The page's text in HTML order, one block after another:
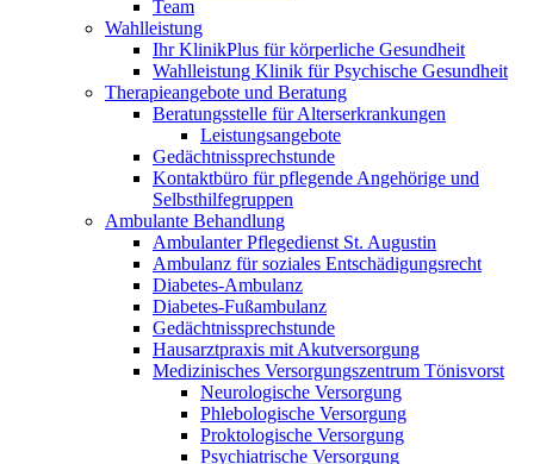
Team
Wahlleistung
Ihr KlinikPlus für körperliche Gesundheit
Wahlleistung Klinik für Psychische Gesundheit
Therapieangebote und Beratung
Beratungsstelle für Alterserkrankungen
Leistungsangebote
Gedächtnissprechstunde
Kontaktbüro für pflegende Angehörige und
Selbsthilfegruppen
Ambulante Behandlung
Ambulanter Pflegedienst St. Augustin
Ambulanz für soziales Entschädigungsrecht
Diabetes-Ambulanz
Diabetes-Fußambulanz
Gedächtnissprechstunde
Hausarztpraxis mit Akutversorgung
Medizinisches Versorgungszentrum Tönisvorst
Neurologische Versorgung
Phlebologische Versorgung
Proktologische Versorgung
Psychiatrische Versorgung